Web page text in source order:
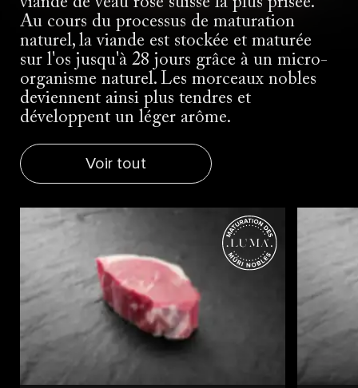
ROGNON
SAUCISSE
viande de veau rose suisse la plus prisée.
Au cours du processus de maturation
naturel, la viande est stockée et maturée
sur l'os jusqu'à 28 jours grâce à un micro-
organisme naturel. Les morceaux nobles
deviennent ainsi plus tendres et
développent un léger arôme.
Voir tout